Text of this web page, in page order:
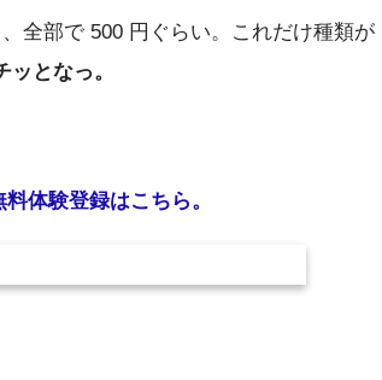
全部で 500 円ぐらい。これだけ種類が
ッとなっ。
体験登録はこちら。